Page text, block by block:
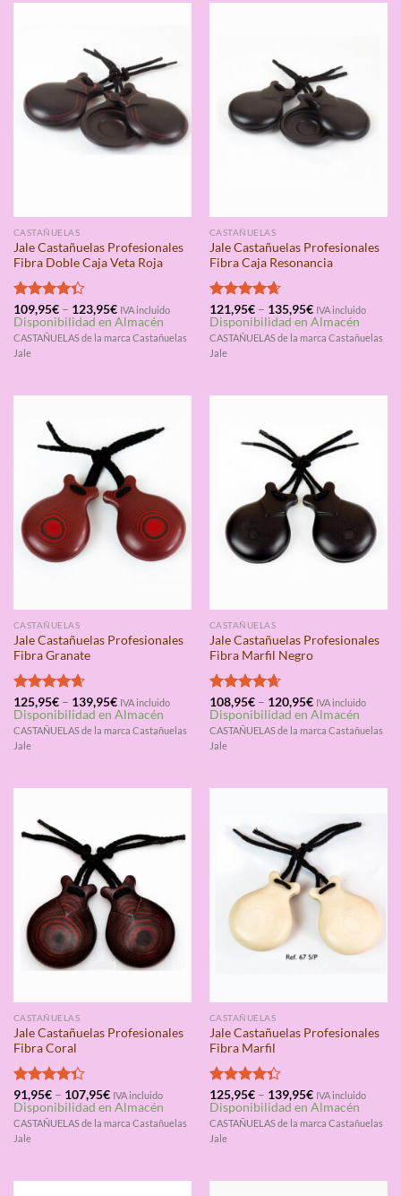
CASTAÑUELAS
Jale Castañuelas Profesionales
Fibra Doble Caja Veta Roja
Valorado
con4.33
de 5
109,95€– 123,95€ IVA incluido
Disponibilidad en Almacén
CASTAÑUELAS de la marca Castañuelas
Jale
CASTAÑUELAS
Jale Castañuelas Profesionales
Fibra Caja Resonancia
Valorado
con4.67
de 5
121,95€– 135,95€ IVA incluido
Disponibilidad en Almacén
CASTAÑUELAS de la marca Castañuelas
Jale
CASTAÑUELAS
Jale Castañuelas Profesionales
Fibra Granate
Valorado
con4.67
de 5
125,95€– 139,95€ IVA incluido
Disponibilidad en Almacén
CASTAÑUELAS de la marca Castañuelas
Jale
CASTAÑUELAS
Jale Castañuelas Profesionales
Fibra Marfil Negro
Valorado
con4.67
de 5
108,95€– 120,95€ IVA incluido
Disponibilidad en Almacén
CASTAÑUELAS de la marca Castañuelas
Jale
CASTAÑUELAS
Jale Castañuelas Profesionales
Fibra Coral
Valorado
con4.33
de 5
91,95€– 107,95€ IVA incluido
Disponibilidad en Almacén
CASTAÑUELAS de la marca Castañuelas
Jale
CASTAÑUELAS
Jale Castañuelas Profesionales
Fibra Marfil
Valorado
con4.33
de 5
125,95€– 139,95€ IVA incluido
Disponibilidad en Almacén
CASTAÑUELAS de la marca Castañuelas
Jale